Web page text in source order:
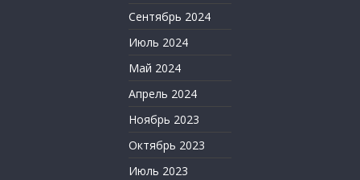
Сентябрь 2024
Июль 2024
Май 2024
Апрель 2024
Ноябрь 2023
Октябрь 2023
Июль 2023